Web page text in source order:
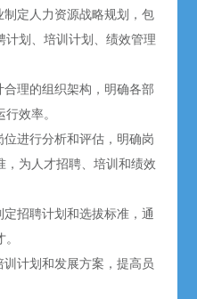
定人力资源战略规划，包
计划、培训计划、绩效管理
理的组织架构，明确各部
效率。
进行分析和评估，明确岗
，为人才招聘、培训和绩效
招聘计划和选拔标准，通
计划和发展方案，提高员